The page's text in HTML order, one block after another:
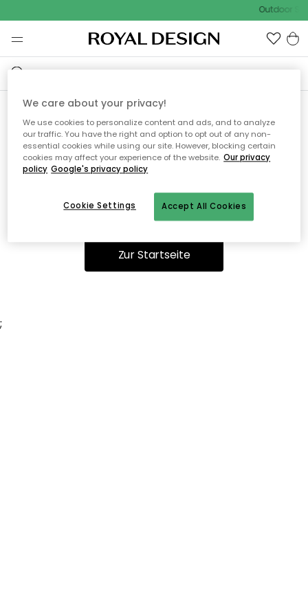
Outdoor
Ooops, die Seite wurde nicht
gefunden.
Sie können auf unserer Startseiteweiter navigieren.
Zur Startseite
;
We care about your privacy!
We use cookies to personalize content and ads, and to analyze
our traffic. You have the right and option to opt out of any non-
essential cookies while using our site. However, blocking certain
cookies may affect your experience of the website. Our privacy
policy Google's privacy policy
Accept All Cookies
Cookie Settings